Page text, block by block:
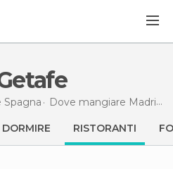
Spagna Dove mangiare Madrid
RISTORANTI